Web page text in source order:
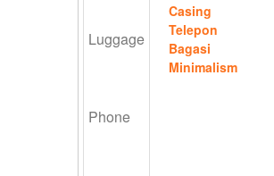
Casing
Telepon
Bagasi
Minimalism